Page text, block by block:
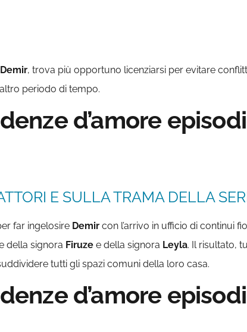
Demir, trova più opportuno licenziarsi per evitare
periodo di tempo.
d’amore
E SULLA TRAMA DELLA
far ingelosire Demir con l’arrivo in ufficio di continui
della signora Firuze e della signora Leyla. Il risultato,
tutti gli spazi comuni della loro casa.
d’amore